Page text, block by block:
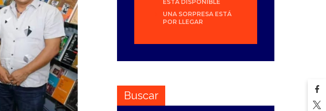
ESTÁ DISPONIBLE
UNA SORPRESA ESTÁ
POR LLEGAR
Buscar